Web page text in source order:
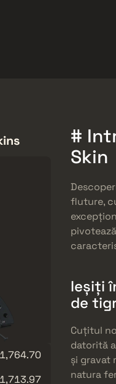
#
Skin
fluture,
Ieșiți
de
Cuțitul
datorită
și gravat
natura